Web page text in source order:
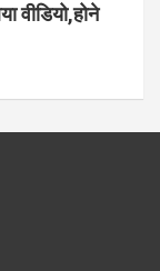
वीडियो,होने